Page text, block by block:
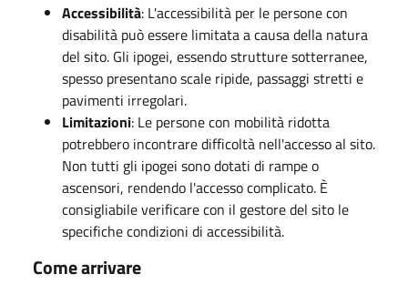
Accessibilità: L'accessibilità per le persone con
disabilità può essere limitata a causa della natura
del sito. Gli ipogei, essendo strutture sotterranee,
spesso presentano scale ripide, passaggi stretti e
pavimenti irregolari.
Limitazioni: Le persone con mobilità ridotta
potrebbero incontrare difficoltà nell'accesso al sito.
Non tutti gli ipogei sono dotati di rampe o
ascensori, rendendo l'accesso complicato. È
consigliabile verificare con il gestore del sito le
specifiche condizioni di accessibilità.
Come arrivare